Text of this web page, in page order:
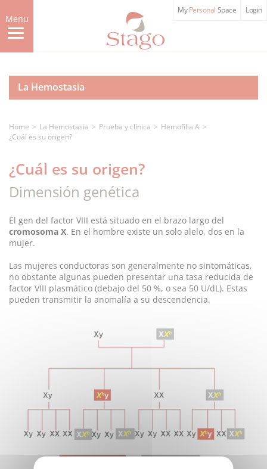
to
main
content
Menu
MyPersonal Space Login
La Hemostasia
Home La Hemostasia Prueba y clínica
Hemofilia A
¿Cuál es su origen?
¿Cuál es su origen?
Dimensión genética
El gen del factor VIII está situado en el brazo largo del
cromosoma X. En el hombre existe un solo alelo, dos en la
mujer.
Las mujeres conductoras son generalmente no sintomáticas,
no obstante algunas pueden presentar una tasa reducida de
factor VIII plasmático (debajo del 50 %, o sea 50 U/dL). Estas
pueden transmitir la anomalía a su descendencia.